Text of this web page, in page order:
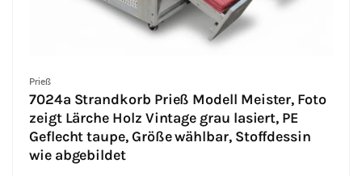
Anbieter:
Prieß
7024a Strandkorb Prieß Modell Meister, Foto
zeigt Lärche Holz Vintage grau lasiert, PE
Geflecht taupe, Größe wählbar, Stoffdessin
wie abgebildet